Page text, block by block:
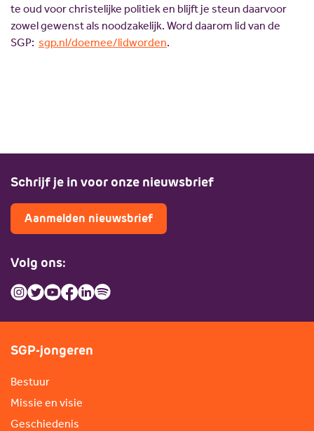
te oud voor christelijke politiek en blijft je steun daarvoor
zowel gewenst als noodzakelijk. Word daarom lid van de
SGP: sgp.nl/doemee/lidworden.
Schrijf je in voor onze nieuwsbrief
Aanmelden nieuwsbrief
Volg ons:
SGP-jongeren
Bestuur
Missie en visie
Geschiedenis